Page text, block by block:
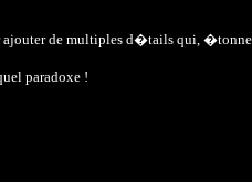
de multiples d�tails qui,
paradoxe !